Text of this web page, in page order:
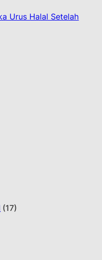
Urus Halal Setelah
(17)